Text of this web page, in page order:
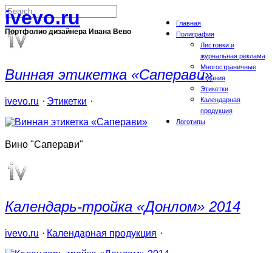
ivevo.ru
Портфолио дизайнера Ивана Вево
Главная
Полиграфия
Листовки и
журнальная реклама
Многостраничные
издания
Этикетки
Календарная
продукция
Логотипы
Винная этикетка «Саперави»
ivevo.ru ⋅ Этикетки ⋅
Вино "Саперави"
Календарь-тройка «Донлом» 2014
ivevo.ru ⋅ Календарная продукция ⋅